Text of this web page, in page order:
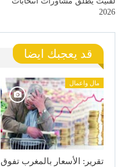
2026
قد يعجبك ايضا
مال واعمال
تقرير: الأسعار بالمغرب تفوق